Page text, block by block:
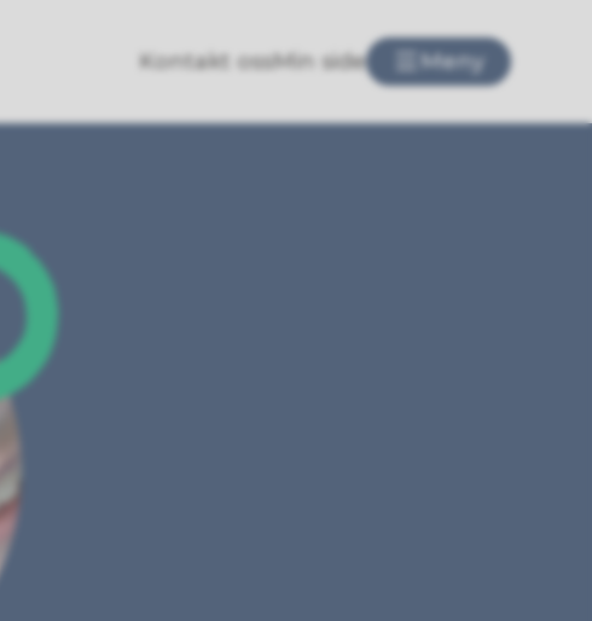
Kontakt ossMin side Meny